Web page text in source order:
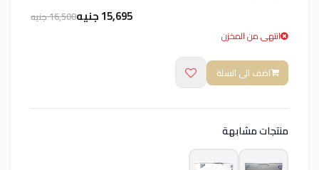
15,695 جنيه
16,500 جنيه
انتهى من المخزن
اضف الى السلة
منتجات مشابهة